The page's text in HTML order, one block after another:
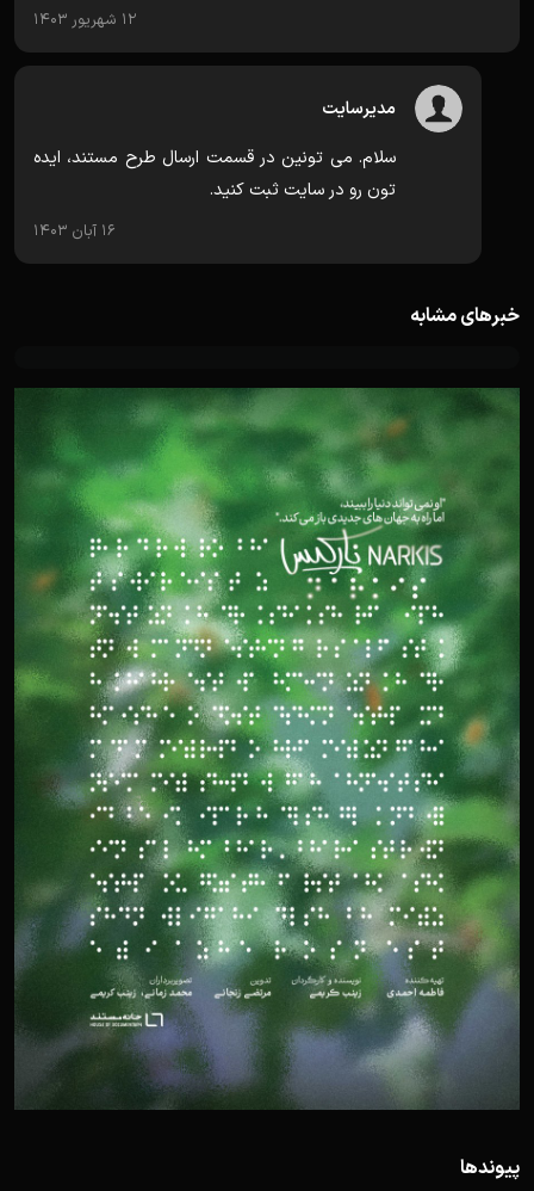
پیوندها
12 شهریور 1403
مدیرسایت
سلام. می تونین در قسمت ارسال طرح مستند، ایده
تون رو در سایت ثبت کنید.
16 آبان 1403
خبرهای مشابه